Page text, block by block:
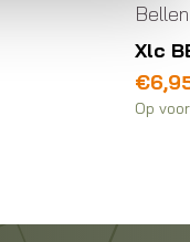
Bellen
Xlc
€
Op